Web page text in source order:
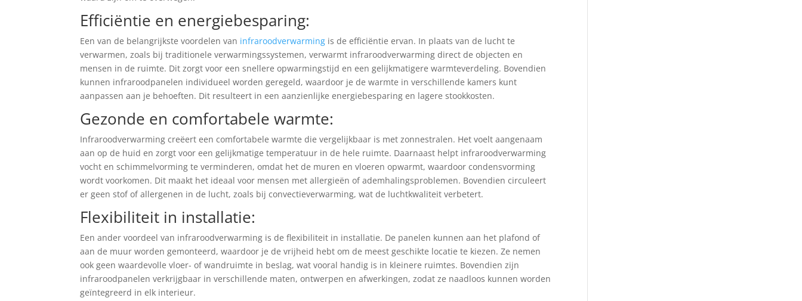
Efficiëntie en energiebesparing:
Een van de belangrijkste voordelen van infraroodverwarming is de efficiëntie ervan. In plaats van de lucht te
verwarmen, zoals bij traditionele verwarmingssystemen, verwarmt infraroodverwarming direct de objecten en
mensen in de ruimte. Dit zorgt voor een snellere opwarmingstijd en een gelijkmatigere warmteverdeling. Bovendien
kunnen infraroodpanelen individueel worden geregeld, waardoor je de warmte in verschillende kamers kunt
aanpassen aan je behoeften. Dit resulteert in een aanzienlijke energiebesparing en lagere stookkosten.
Gezonde en comfortabele warmte:
Infraroodverwarming creëert een comfortabele warmte die vergelijkbaar is met zonnestralen. Het voelt aangenaam
aan op de huid en zorgt voor een gelijkmatige temperatuur in de hele ruimte. Daarnaast helpt infraroodverwarming
vocht en schimmelvorming te verminderen, omdat het de muren en vloeren opwarmt, waardoor condensvorming
wordt voorkomen. Dit maakt het ideaal voor mensen met allergieën of ademhalingsproblemen. Bovendien circuleert
er geen stof of allergenen in de lucht, zoals bij convectieverwarming, wat de luchtkwaliteit verbetert.
Flexibiliteit in installatie:
Een ander voordeel van infraroodverwarming is de flexibiliteit in installatie. De panelen kunnen aan het plafond of
aan de muur worden gemonteerd, waardoor je de vrijheid hebt om de meest geschikte locatie te kiezen. Ze nemen
ook geen waardevolle vloer- of wandruimte in beslag, wat vooral handig is in kleinere ruimtes. Bovendien zijn
infraroodpanelen verkrijgbaar in verschillende maten, ontwerpen en afwerkingen, zodat ze naadloos kunnen worden
geïntegreerd in elk interieur.